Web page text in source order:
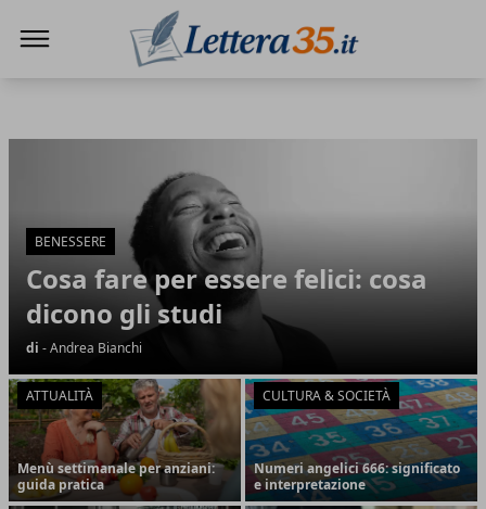
BENESSERE
Cosa fare per essere felici: cosa
dicono gli studi
di - Andrea Bianchi
ATTUALITÀ
Menù settimanale per anziani:
guida pratica
CULTURA & SOCIETÀ
Numeri angelici 666: significato
e interpretazione